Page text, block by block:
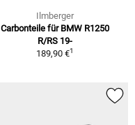
Ilmberger
Carbonteile für BMW R1250
R/RS 19-
189,90 €1